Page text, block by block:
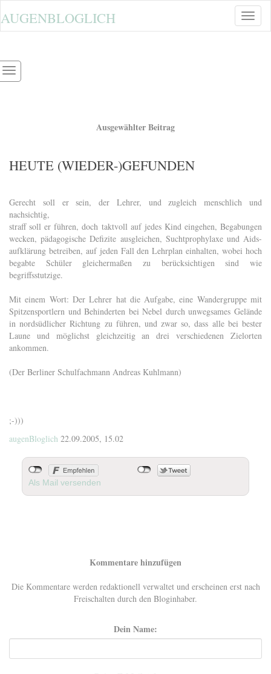
AUGENBLOGLICH
Toggle
Ausgewählter Beitrag
HEUTE (WIEDER-)GEFUNDEN
Gerecht soll er sein, der Lehrer, und zugleich menschlich und
nachsichtig,
straff soll er führen, doch taktvoll auf jedes Kind eingehen, Begabungen
wecken, pädagogische Defizite ausgleichen, Suchtprophylaxe und Aids-
aufklärung betreiben, auf jeden Fall den Lehrplan einhalten, wobei hoch
begabte Schüler gleichermaßen zu berücksichtigen sind wie
begriffsstutzige.
Mit einem Wort: Der Lehrer hat die Aufgabe, eine Wandergruppe mit
Spitzensportlern und Behinderten bei Nebel durch unwegsames Gelände
in nordsüdlicher Richtung zu führen, und zwar so, dass alle bei bester
Laune und möglichst gleichzeitig an drei verschiedenen Zielorten
ankommen.
(Der Berliner Schulfachmann Andreas Kuhlmann)
;-)))
augenBloglich 22.09.2005, 15.02
Als Mail versenden
Kommentare hinzufügen
Die Kommentare werden redaktionell verwaltet und erscheinen erst nach
Freischalten durch den Bloginhaber.
Dein Name: